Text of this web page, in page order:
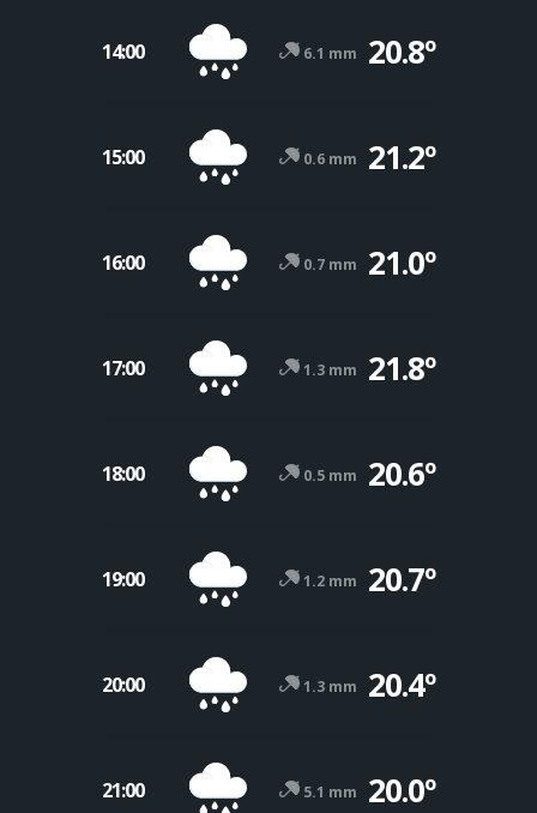
14:00 6.1 mm 20.8º
15:00 0.6 mm 21.2º
16:00 0.7 mm 21.0º
17:00 1.3 mm 21.8º
18:00 0.5 mm 20.6º
19:00 1.2 mm 20.7º
20:00 1.3 mm 20.4º
21:00 5.1 mm 20.0º